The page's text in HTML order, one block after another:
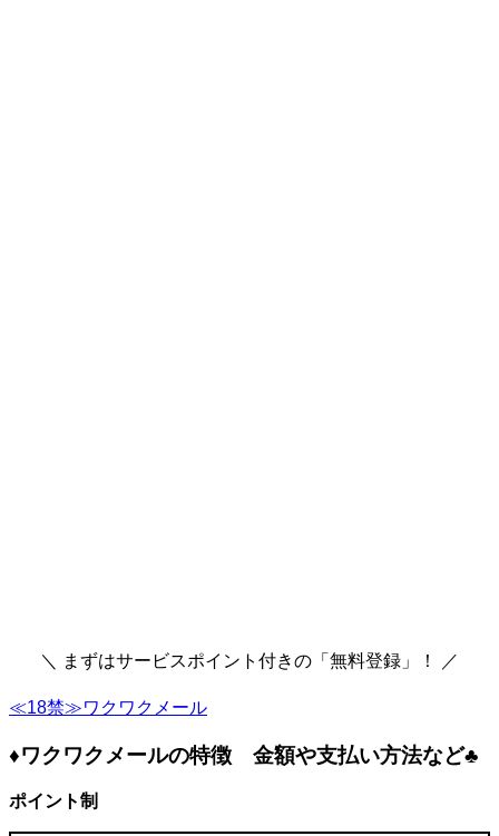
＼ まずはサービスポイント付きの「無料登録」！ ／
≪18禁≫ワクワクメール
♦ワクワクメールの特徴 金額や支払い方法など♣
ポイント制